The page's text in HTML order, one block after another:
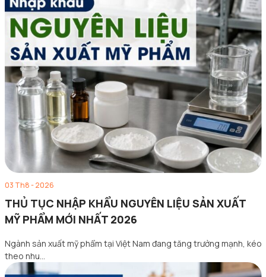
03 Th8 - 2026
THỦ TỤC NHẬP KHẨU NGUYÊN LIỆU SẢN XUẤT
MỸ PHẨM MỚI NHẤT 2026
Ngành sản xuất mỹ phẩm tại Việt Nam đang tăng trưởng mạnh, kéo
theo nhu…